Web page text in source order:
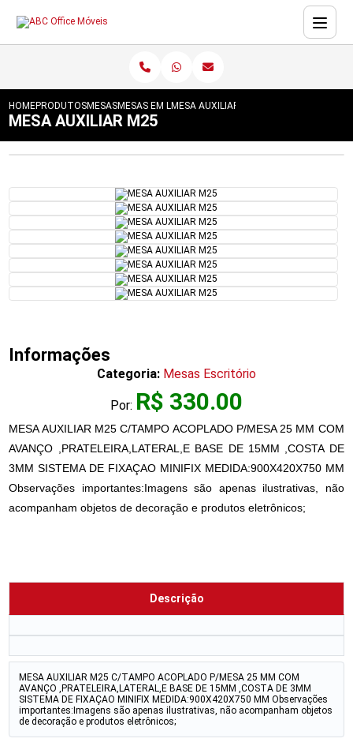
HOMEPRODUTOSMESASMESAS EM LMESA AUXILIAR M25
MESA AUXILIAR M25
Informações
Categoria: Mesas Escritório
Por: R$ 330.00
MESA AUXILIAR M25 C/TAMPO ACOPLADO P/MESA 25 MM COM
AVANÇO ,PRATELEIRA,LATERAL,E BASE DE 15MM ,COSTA DE
3MM SISTEMA DE FIXAÇAO MINIFIX MEDIDA:900X420X750 MM
Observações importantes:Imagens são apenas ilustrativas, não
acompanham objetos de decoração e produtos eletrônicos;
Descrição
MESA AUXILIAR M25 C/TAMPO ACOPLADO P/MESA 25 MM COM
AVANÇO ,PRATELEIRA,LATERAL,E BASE DE 15MM ,COSTA DE 3MM
SISTEMA DE FIXAÇAO MINIFIX MEDIDA:900X420X750 MM Observações
importantes:Imagens são apenas ilustrativas, não acompanham objetos
de decoração e produtos eletrônicos;